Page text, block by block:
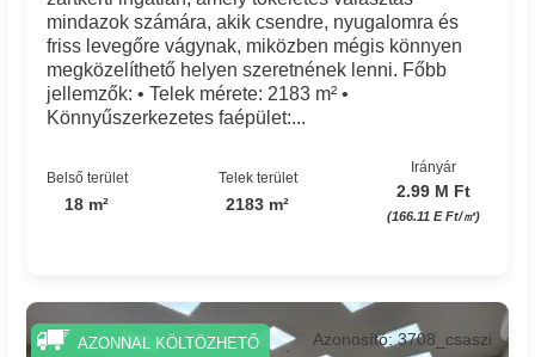
mindazok számára, akik csendre, nyugalomra és
friss levegőre vágynak, miközben mégis könnyen
megközelíthető helyen szeretnének lenni. Főbb
jellemzők: • Telek mérete: 2183 m² •
Könnyűszerkezetes faépület:...
Belső terület
18 m²
Telek terület
2183 m²
Irányár
2.99 M Ft
(166.11 E Ft/㎡)
Azonosító: 3708_csaszi
AZONNAL KÖLTÖZHETŐ